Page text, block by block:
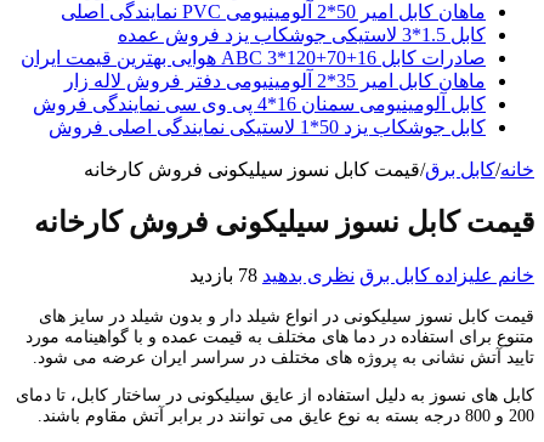
ماهان کابل امیر 50*2 آلومینیومی PVC نمایندگی اصلی
کابل 1.5*3 لاستیکی جوشکاب یزد فروش عمده
صادرات کابل 16+70+120*3 ABC هوایی بهترین قیمت ایران
ماهان کابل امیر 35*2 آلومینیومی دفتر فروش لاله زار
کابل آلومینیومی سمنان 16*4 پی وی سی نمایندگی فروش
کابل جوشکاب یزد 50*1 لاستیکی نمایندگی اصلی فروش
خانه/کابل برق/قیمت کابل نسوز سیلیکونی فروش کارخانه
قیمت کابل نسوز سیلیکونی فروش کارخانه
خانم علیزاده کابل برق نظری بدهید 78 بازدید
قیمت کابل نسوز سیلیکونی در انواع شیلد دار و بدون شیلد در سایز های
متنوع برای استفاده در دما های مختلف به قیمت عمده و با گواهینامه مورد
تایید آتش نشانی به پروژه های مختلف در سراسر ایران عرضه می شود.
کابل های نسوز به دلیل استفاده از عایق سیلیکونی در ساختار کابل، تا دمای
200 و 800 درجه بسته به نوع عایق می توانند در برابر آتش مقاوم باشند.